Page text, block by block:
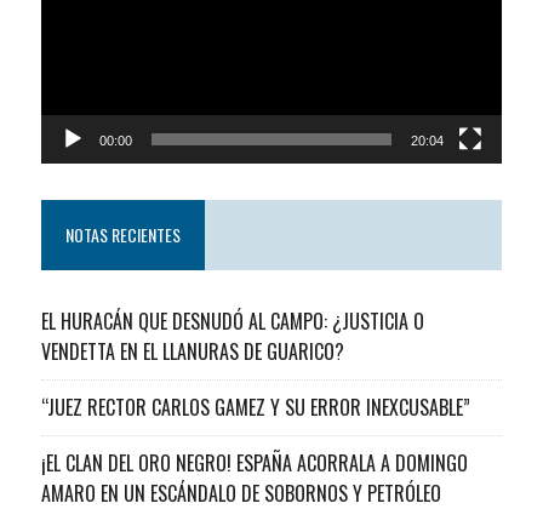
00:00 20:04
NOTAS RECIENTES
EL HURACÁN QUE DESNUDÓ AL CAMPO: ¿JUSTICIA O
VENDETTA EN EL LLANURAS DE GUARICO?
“JUEZ RECTOR CARLOS GAMEZ Y SU ERROR INEXCUSABLE”
¡EL CLAN DEL ORO NEGRO! ESPAÑA ACORRALA A DOMINGO
AMARO EN UN ESCÁNDALO DE SOBORNOS Y PETRÓLEO